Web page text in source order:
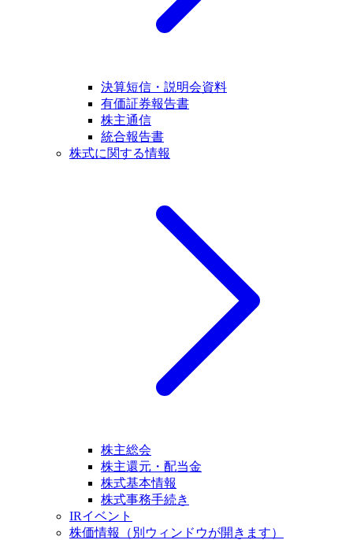
決算短信・説明会資料
有価証券報告書
株主通信
統合報告書
株式に関する情報
株主総会
株主還元・配当金
株式基本情報
株式事務手続き
IRイベント
株価情報
（別ウィンドウが開きます）